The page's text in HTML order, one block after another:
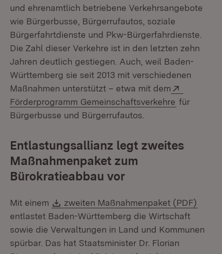
und ehrenamtlich betriebene Verkehrsangebote
wie Bürgerbusse, Bürgerrufautos, soziale
Bürgerfahrtdienste und Pkw-Bürgerfahrdienste.
Die Zahl dieser Verkehre ist in den letzten zehn
Jahren deutlich gestiegen. Auch, weil Baden-
Württemberg sie seit 2013 mit verschiedenen
Maßnahmen unterstützt – etwa mit dem
Förderprogramm Gemeinschaftsverkehre (Öffnet in
für
Bürgerbusse und Bürgerrufautos.
Entlastungsallianz legt zweites
Maßnahmenpaket zum
Bürokratieabbau vor
Mit einem Download:
zweiten Maßnahmenpaket (PDF)
entlastet Baden-Württemberg die Wirtschaft
sowie die Verwaltungen in Land und Kommunen
spürbar. Das hat Staatsminister Dr. Florian